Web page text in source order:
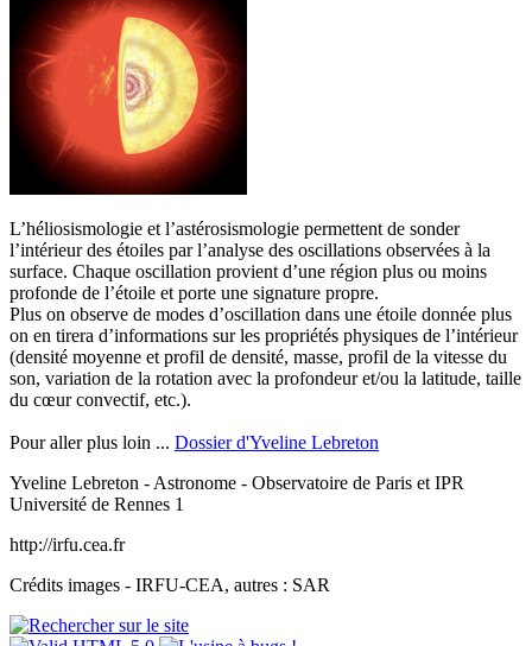
L’héliosismologie et l’astérosismologie permettent de sonder
l’intérieur des étoiles par l’analyse des oscillations observées à la
surface. Chaque oscillation provient d’une région plus ou moins
profonde de l’étoile et porte une signature propre.
Plus on observe de modes d’oscillation dans une étoile donnée plus
on en tirera d’informations sur les propriétés physiques de l’intérieur
(densité moyenne et profil de densité, masse, profil de la vitesse du
son, variation de la rotation avec la profondeur et/ou la latitude, taille
du cœur convectif, etc.).
Pour aller plus loin ... Dossier d'Yveline Lebreton
Yveline Lebreton - Astronome - Observatoire de Paris et IPR
Université de Rennes 1
http://irfu.cea.fr
Crédits images - IRFU-CEA, autres : SAR